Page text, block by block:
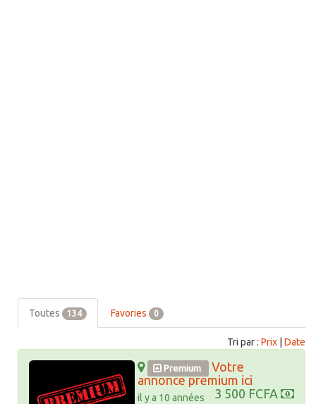
Toutes 134 Favories 0
Tri par : Prix Date
Premium
Votre
annonce premium ici
3 500 FCFA
il y a 10 années